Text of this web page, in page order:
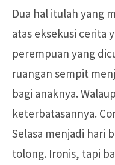
Dua hal itulah yang
atas eksekusi cerita
perempuan yang
ruangan sempit
bagi anaknya.
keterbatasannya.
Selasa menjadi hari
tolong. Ironis, tapi